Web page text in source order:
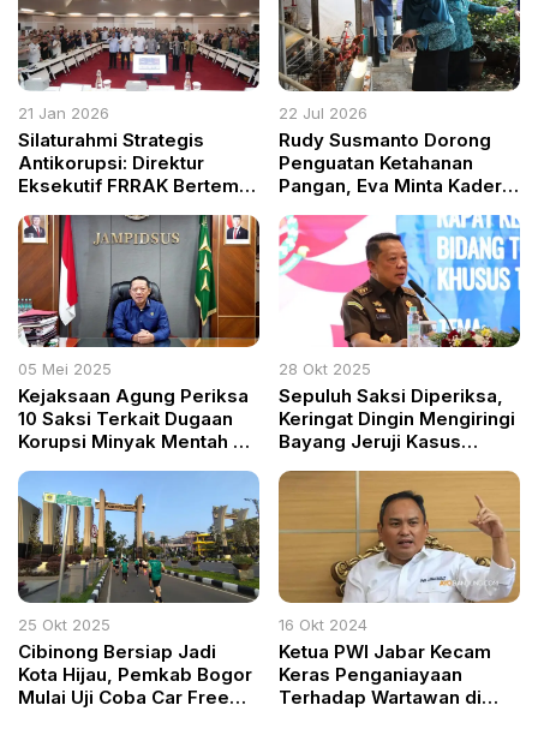
21 Jan 2026
Silaturahmi Strategis
Antikorupsi: Direktur
Eksekutif FRRAK Bertemu
Pimpinan Kabupaten
Bogor
22 Jul 2026
Rudy Susmanto Dorong
Penguatan Ketahanan
Pangan, Eva Minta Kader
di Tengah Masyarakat
05 Mei 2025
Kejaksaan Agung Periksa
10 Saksi Terkait Dugaan
Korupsi Minyak Mentah PT
28 Okt 2025
Sepuluh Saksi Diperiksa,
Keringat Dingin Mengiringi
Bayang Jeruji Kasus
Pertamina
25 Okt 2025
Cibinong Bersiap Jadi
Kota Hijau, Pemkab Bogor
Mulai Uji Coba Car Free
16 Okt 2024
Ketua PWI Jabar Kecam
Keras Penganiayaan
Terhadap Wartawan di